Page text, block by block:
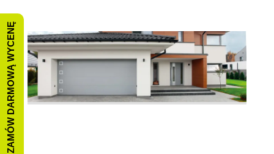
ZAMÓW DARMOWĄ WYCENĘ